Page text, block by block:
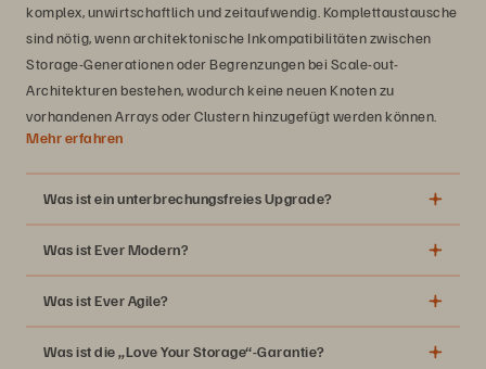
komplex, unwirtschaftlich und zeitaufwendig. Komplettaustausche
sind nötig, wenn architektonische Inkompatibilitäten zwischen
Storage-Generationen oder Begrenzungen bei Scale-out-
Architekturen bestehen, wodurch keine neuen Knoten zu
vorhandenen Arrays oder Clustern hinzugefügt werden können.
Mehr erfahren
Was ist ein unterbrechungsfreies Upgrade?
Was ist Ever Modern?
Was ist Ever Agile?
Was ist die „Love Your Storage“-Garantie?